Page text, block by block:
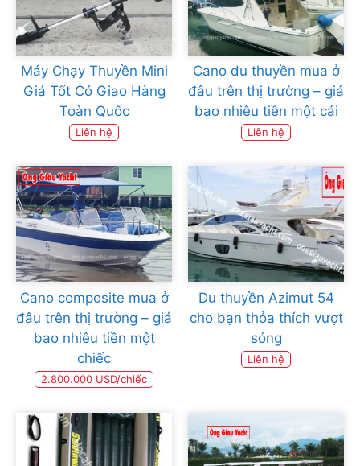
Máy Chạy Thuyền Mini
Giá Tốt Có Giao Hàng
Toàn Quốc
Liên hệ
Cano du thuyền mua ở
đâu trên thị trường – giá
bao nhiêu tiền một cái
Liên hệ
Cano composite mua ở
đâu trên thị trường – giá
bao nhiêu tiền một
chiếc
2.800.000 USD/chiếc
Du thuyền Azimut 54
cho bạn thỏa thích vượt
sóng
Liên hệ